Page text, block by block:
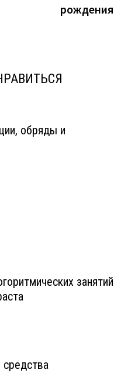
рождения
обряды и
занятий